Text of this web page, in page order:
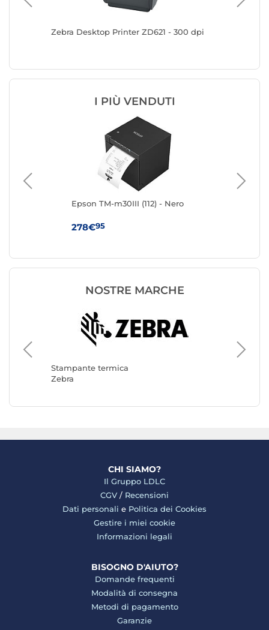
Zebra Desktop Printer ZD621 - 300 dpi
I PIÙ VENDUTI
Epson TM-m30III (112) - Nero
278€95
NOSTRE MARCHE
Stampante termica
Zebra
Epson
CHI SIAMO?
Il Gruppo LDLC
CGV / Recensioni
Dati personali e Politica dei Cookies
Gestire i miei cookie
Informazioni legali
BISOGNO D'AIUTO?
Domande frequenti
Modalità di consegna
Metodi di pagamento
Garanzie